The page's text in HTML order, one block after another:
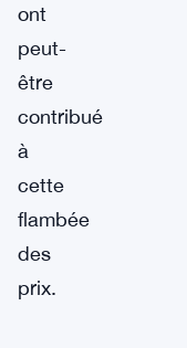
ont
peut-
être
contribué
à
cette
flambée
des
prix.